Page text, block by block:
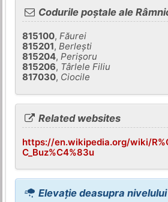
Codurile poștale ale
815100,Făurei
815201,Berleşti
815204,Perişoru
815206, Târlele Filiu
817030, Ciocile
Related websites
https://en.wikipedia.org/wiki/
C_Buz%C4%83u
Elevație deasupra